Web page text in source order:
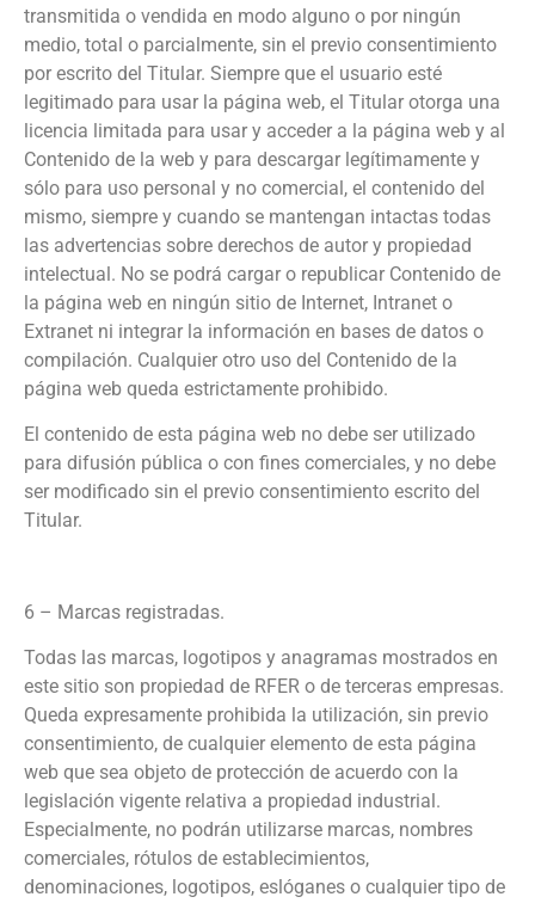
transmitida o vendida en modo alguno o por ningún
medio, total o parcialmente, sin el previo consentimiento
por escrito del Titular. Siempre que el usuario esté
legitimado para usar la página web, el Titular otorga una
licencia limitada para usar y acceder a la página web y al
Contenido de la web y para descargar legítimamente y
sólo para uso personal y no comercial, el contenido del
mismo, siempre y cuando se mantengan intactas todas
las advertencias sobre derechos de autor y propiedad
intelectual. No se podrá cargar o republicar Contenido de
la página web en ningún sitio de Internet, Intranet o
Extranet ni integrar la información en bases de datos o
compilación. Cualquier otro uso del Contenido de la
página web queda estrictamente prohibido.
El contenido de esta página web no debe ser utilizado
para difusión pública o con fines comerciales, y no debe
ser modificado sin el previo consentimiento escrito del
Titular.
6 – Marcas registradas.
Todas las marcas, logotipos y anagramas mostrados en
este sitio son propiedad de RFER o de terceras empresas.
Queda expresamente prohibida la utilización, sin previo
consentimiento, de cualquier elemento de esta página
web que sea objeto de protección de acuerdo con la
legislación vigente relativa a propiedad industrial.
Especialmente, no podrán utilizarse marcas, nombres
comerciales, rótulos de establecimientos,
denominaciones, logotipos, eslóganes o cualquier tipo de